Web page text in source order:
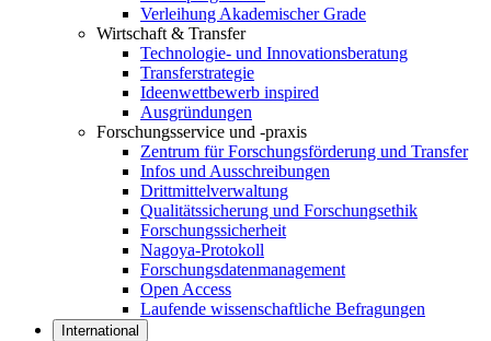
Verleihung Akademischer Grade
Wirtschaft & Transfer
Technologie- und Innovationsberatung
Transferstrategie
Ideenwettbewerb inspired
Ausgründungen
Forschungsservice und -praxis
Zentrum für Forschungsförderung und Transfer
Infos und Ausschreibungen
Drittmittelverwaltung
Qualitätssicherung und Forschungsethik
Forschungssicherheit
Nagoya-Protokoll
Forschungsdatenmanagement
Open Access
Laufende wissenschaftliche Befragungen
International